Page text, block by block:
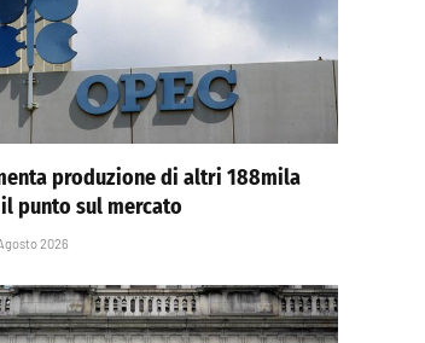
produzione di altri 188mila
punto sul mercato
2026